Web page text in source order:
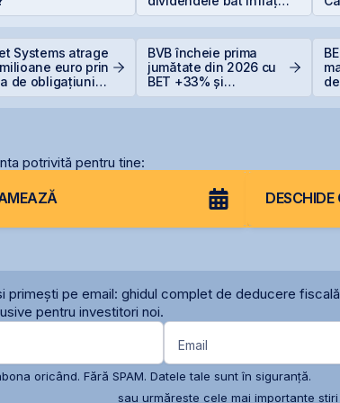
(+5% vs. −6%)
Systems atrage
euro prin
de obligațiuni
BVB încheie prima
jumătate din 2026 cu
BET +33% și
potrivită pentru tine:
DESCHIDE
primești pe email: ghidul complet de deducere
pentru investitori noi.
Email
oricând. Fără SPAM. Datele tale sunt în siguranță.
sau urmărește cele mai importante știri